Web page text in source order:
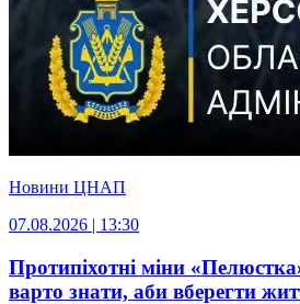
Новини ЦНАП
07.08.2026 | 13:30
Протипіхотні міни
варто знати, аби вберегти